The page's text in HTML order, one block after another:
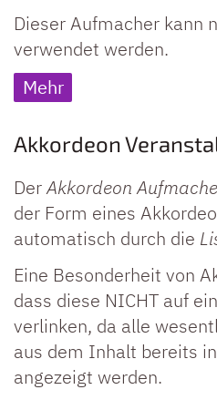
Dieser Aufmacher kann
verwendet werden.
Mehr
Akkordeon
DerAkkordeon
der Form eines
automatisch durch die
Eine Besonderheit von
dass diese NICHT auf
verlinken, da alle
aus dem Inhalt bereits
angezeigt werden.